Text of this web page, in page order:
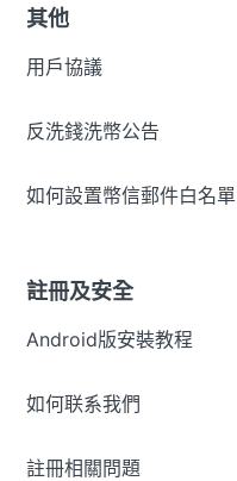
其他
用戶協議
反洗錢洗幣公告
如何設置幣信郵件白名單
註冊及安全
Android版安裝教程
如何联系我們
註冊相關問題